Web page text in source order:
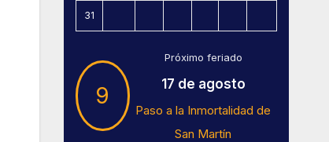
31
9
Próximo feriado
17 de agosto
Paso a la Inmortalidad de
San Martín